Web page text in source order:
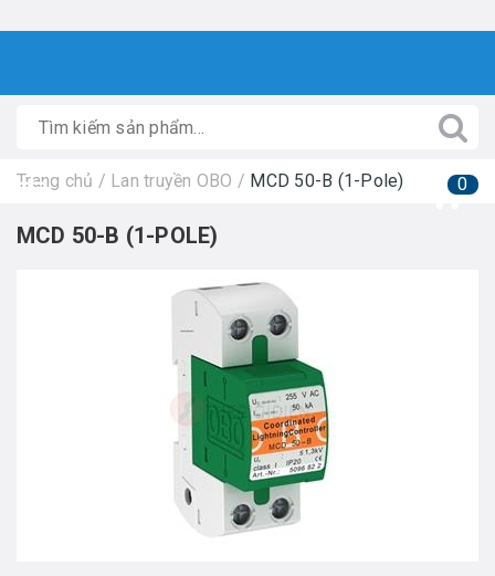
0
Trang chủ / Lan truyền OBO / MCD 50-B (1-Pole)
MCD 50-B (1-POLE)